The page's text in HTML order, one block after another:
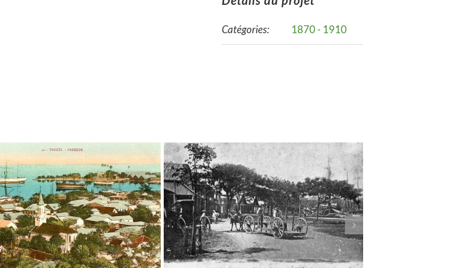
Catégories: 1870 - 1910